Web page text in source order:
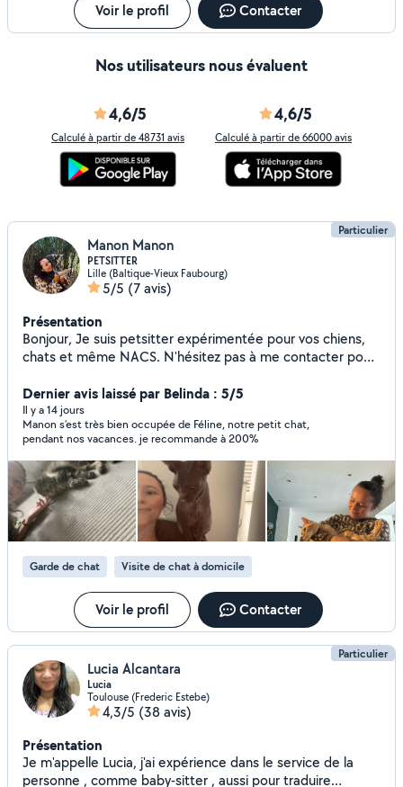
Voir le profil Contacter
Nos utilisateurs nous évaluent
4,6/5
Calculé à partir de 48731 avis
4,6/5
Calculé à partir de 66000 avis
Particulier
Manon Manon
PETSITTER
Lille (Baltique-Vieux Faubourg)
5/5 (7 avis)
Présentation
Bonjour, Je suis petsitter expérimentée pour vos chiens,
chats et même NACS. N'hésitez pas à me contacter pour
permis et je suis véhiculée pour d'autres services. Au plaisir
d'échanger.
Dernier avis laissé par Belinda : 5/5
Il y a 14 jours
Manon s’est très bien occupée de Féline, notre petit chat,
pendant nos vacances. je recommande à 200%
Garde de chat Visite de chat à domicile
Voir le profil Contacter
Particulier
Lucia Alcantara
Lucia
Toulouse (Frederic Estebe)
4,3/5 (38 avis)
Présentation
Je m'appelle Lucia, j'ai expérience dans le service de la
personne , comme baby-sitter , aussi pour traduire